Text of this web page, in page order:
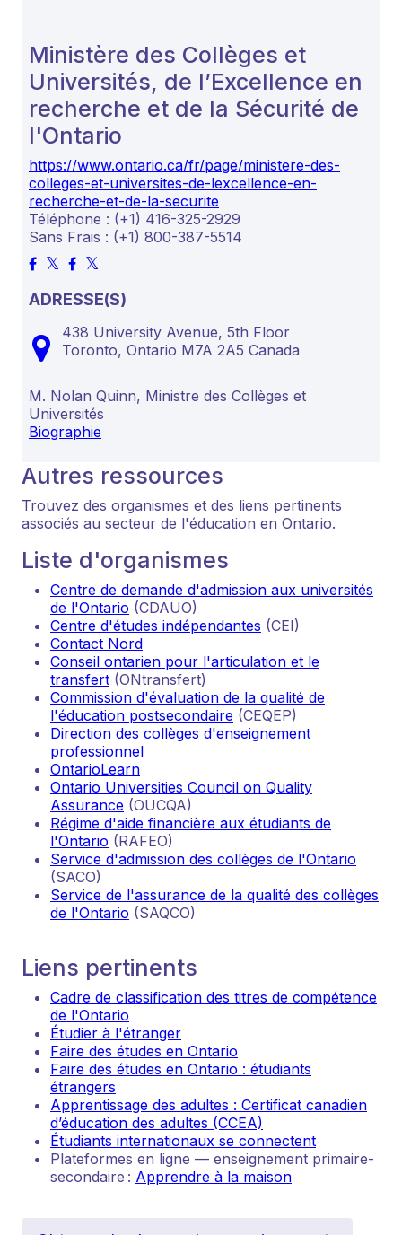
Ministère des Collèges et
Universités, de l’Excellence en
recherche et de la Sécurité de
l'Ontario
https://www.ontario.ca/fr/page/ministere-des-
colleges-et-universites-de-lexcellence-en-
recherche-et-de-la-securite
Téléphone : (+1) 416-325-2929
Sans Frais : (+1) 800-387-5514
ADRESSE(S)
438 University Avenue, 5th Floor
Toronto, Ontario M7A 2A5 Canada
M. Nolan Quinn, Ministre des Collèges et
Universités
Biographie
Autres ressources
Trouvez des organismes et des liens pertinents
associés au secteur de l'éducation en Ontario.
Liste d'organismes
Centre de demande d'admission aux universités
de l'Ontario (CDAUO)
Centre d'études indépendantes (CEI)
Contact Nord
Conseil ontarien pour l'articulation et le
transfert (ONtransfert)
Commission d'évaluation de la qualité de
l'éducation postsecondaire (CEQEP)
Direction des collèges d'enseignement
professionnel
OntarioLearn
Ontario Universities Council on Quality
Assurance (OUCQA)
Régime d'aide financière aux étudiants de
l'Ontario (RAFEO)
Service d'admission des collèges de l'Ontario
(SACO)
Service de l'assurance de la qualité des collèges
de l'Ontario (SAQCO)
Liens pertinents
Cadre de classification des titres de compétence
de l'Ontario
Étudier à l'étranger
Faire des études en Ontario
Faire des études en Ontario : étudiants
étrangers
Apprentissage des adultes : Certificat canadien
d’éducation des adultes (CCEA)
Étudiants internationaux se connectent
Plateformes en ligne — enseignement primaire-
secondaire : Apprendre à la maison